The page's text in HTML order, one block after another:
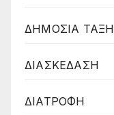
ΔΗΜΟΣΙΑ ΤΑΞΗ
ΔΙΑΣΚΕΔΑΣΗ
ΔΙΑΤΡΟΦΗ